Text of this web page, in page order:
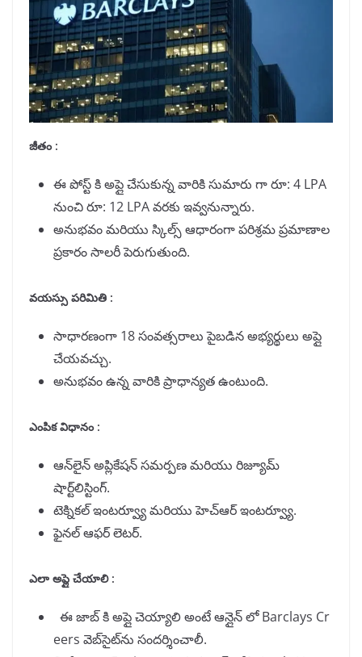
జీతం :
ఈ పోస్ట్ కి అప్లై చేసుకున్న వారికి సుమారు గా రూ: 4 LPA
నుంచి రూ: 12 LPA వరకు ఇవ్వనున్నారు.
అనుభవం మరియు స్కిల్స్ ఆధారంగా పరిశ్రమ ప్రమాణాల
ప్రకారం సాలరీ పెరుగుతుంది.
వయస్సు పరిమితి :
సాధారణంగా 18 సంవత్సరాలు పైబడిన అభ్యర్థులు అప్లై
చేయవచ్చు.
అనుభవం ఉన్న వారికి ప్రాధాన్యత ఉంటుంది.
ఎంపిక విధానం :
ఆన్‌లైన్ అప్లికేషన్ సమర్పణ మరియు రిజ్యూమ్
షార్ట్‌లిస్టింగ్.
టెక్నికల్ ఇంటర్వ్యూ మరియు హెచ్‌ఆర్ ఇంటర్వ్యూ.
ఫైనల్ ఆఫర్ లెటర్.
ఎలా అప్లై చేయాలి :
ఈ జాబ్ కి అప్లై చెయ్యాలి అంటే ఆన్లైన్ లో Barclays Cr
eers వెబ్‌సైట్‌ను సందర్శించాలీ.